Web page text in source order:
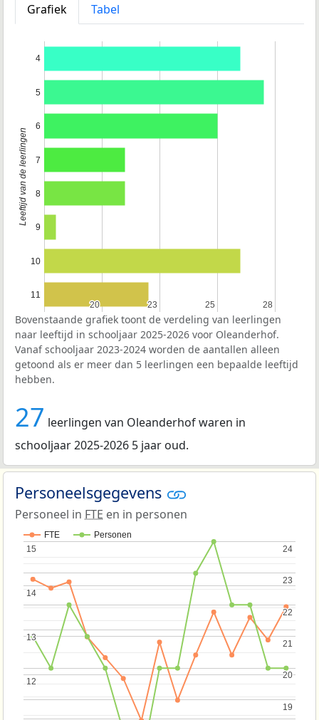
Grafiek
Tabel
20
20 23
23 25
25 28
28
4
5
6
7
8
9
10
11
Leeftijd van de leerlingen
Bovenstaande grafiek toont de verdeling van leerlingen
naar leeftijd in schooljaar 2025-2026 voor Oleanderhof.
Vanaf schooljaar 2023-2024 worden de aantallen alleen
getoond als er meer dan 5 leerlingen een bepaalde leeftijd
hebben.
27 leerlingen van Oleanderhof waren in
schooljaar 2025-2026 5 jaar oud.
Personeelsgegevens
Personeel in FTE en in personen
FTE Personen
12
12
13
13
14
14
15
15
19
19
20
20
21
21
22
22
23
23
24
24